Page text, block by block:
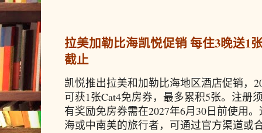
拉美加勒比海凯悦促销 每住3晚送1
截止
凯悦推出拉美和加勒比海地区酒店促销，
可获1张Cat4免房券，最多累积5张。注册
有奖励免房券需在2027年6月30日前使用
海或中南美的旅行者，可通过官方渠道或